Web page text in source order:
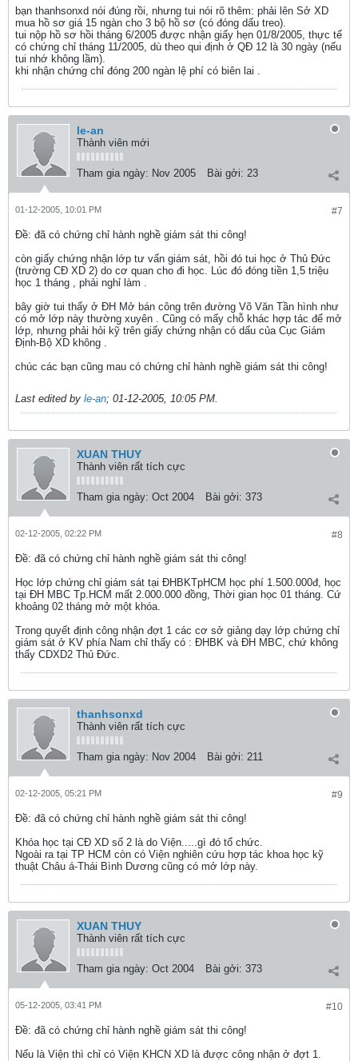
bạn thanhsonxd nói đúng rồi, nhưng tui nói rõ thêm: phải lên Sở XD
mua hồ sơ giá 15 ngàn cho 3 bộ hồ sơ (có đóng dấu treo).
tui nộp hồ sơ hồi tháng 6/2005 được nhận giấy hẹn 01/8/2005, thực tế
có chứng chỉ tháng 11/2005, dù theo qui định ở QĐ 12 là 30 ngày (nếu
tui nhớ không lầm).
khi nhận chứng chỉ đóng 200 ngàn lệ phí có biên lai .
le-an
Thành viên mới
Tham gia ngày: Nov 2005 Bài gởi: 23
#7
01-12-2005, 10:01 PM
Ðề: đã có chứng chỉ hành nghề giám sát thi công!
còn giấy chứng nhận lớp tư vấn giám sát, hồi đó tui học ở Thủ Đức
(trường CĐ XD 2) do cơ quan cho đi học. Lúc đó đóng tiền 1,5 triệu
học 1 tháng , phải nghỉ làm .
bây giờ tui thấy ở ĐH Mở bán công trên đường Võ Văn Tần hình như
có mở lớp này thường xuyên . Cũng có mấy chỗ khác hợp tác để mở
lớp, nhưng phải hỏi kỹ trên giấy chứng nhận có dấu của Cục Giám
Định-Bộ XD không .
chúc các bạn cũng mau có chứng chỉ hành nghề giám sát thi công!
Last edited by le-an; 01-12-2005, 10:05 PM.
XUAN THUY
Thành viên rất tích cực
Tham gia ngày: Oct 2004 Bài gởi: 373
#8
02-12-2005, 02:22 PM
Ðề: đã có chứng chỉ hành nghề giám sát thi công!
Học lớp chứng chỉ giám sát tại ĐHBKTpHCM học phí 1.500.000đ, học
tại ĐH MBC Tp.HCM mất 2.000.000 đồng, Thời gian học 01 tháng. Cứ
khoảng 02 tháng mở một khóa.
Trong quyết định công nhận đợt 1 các cơ sở giảng dạy lớp chứng chỉ
giám sát ở KV phía Nam chỉ thấy có : ĐHBK và ĐH MBC, chứ không
thấy CDXD2 Thủ Đức.
thanhsonxd
Thành viên rất tích cực
Tham gia ngày: Nov 2004 Bài gởi: 211
#9
02-12-2005, 05:21 PM
Ðề: đã có chứng chỉ hành nghề giám sát thi công!
Khóa học tại CĐ XD số 2 là do Viện.....gì đó tổ chức.
Ngoài ra tại TP HCM còn có Viện nghiên cứu hợp tác khoa học kỹ
thuật Châu á-Thái Bình Dương cũng có mở lớp này.
XUAN THUY
Thành viên rất tích cực
Tham gia ngày: Oct 2004 Bài gởi: 373
#10
05-12-2005, 03:41 PM
Ðề: đã có chứng chỉ hành nghề giám sát thi công!
Nếu là Viện thì chỉ có Viện KHCN XD là được công nhận ở đợt 1.